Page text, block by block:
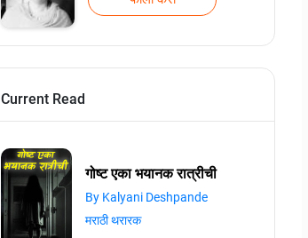
Current Read
गोष्ट एका भयानक रात्रीची
By Kalyani Deshpande
मराठी थरारक